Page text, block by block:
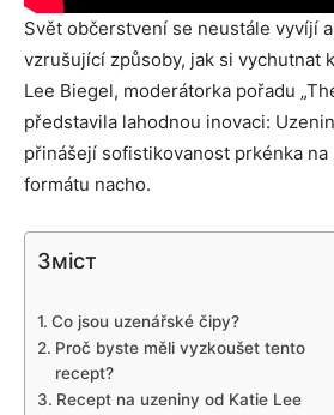
Svět občerstvení se neustále vyvíjí
vzrušující způsoby, jak si vychutnat
Lee Biegel, moderátorka pořadu
představila lahodnou inovaci:
přinášejí sofistikovanost prkénka na
formátu nacho.
Зміст
Co jsou uzenářské čipy?
Proč byste měli vyzkoušet tento
recept?
Recept na uzeniny od Katie Lee